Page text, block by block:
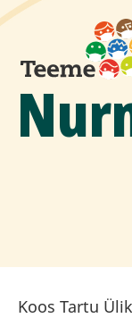
Koos Tartu